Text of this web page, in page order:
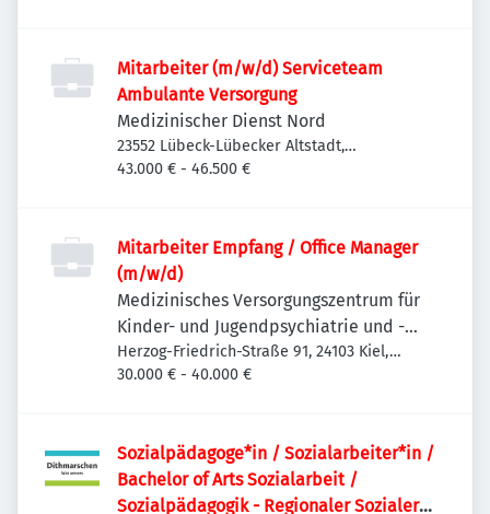
Mitarbeiter (m/w/d) Serviceteam
Ambulante Versorgung
Medizinischer Dienst Nord
23552 Lübeck-Lübecker Altstadt,
Deutschland
43.000 € - 46.500 €
Mitarbeiter Empfang / Office Manager
(m/w/d)
Medizinisches Versorgungszentrum für
Kinder- und Jugendpsychiatrie und -
psychotherapie Kiel
Herzog-Friedrich-Straße 91, 24103 Kiel,
Deutschland
30.000 € - 40.000 €
Sozialpädagoge*in / Sozialarbeiter*in /
Bachelor of Arts Sozialarbeit /
Sozialpädagogik - Regionaler Sozialer